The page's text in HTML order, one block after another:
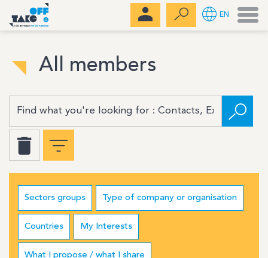
All members
Sectors groups Type of company or organisation
Countries My Interests
What I propose / what I share
EN